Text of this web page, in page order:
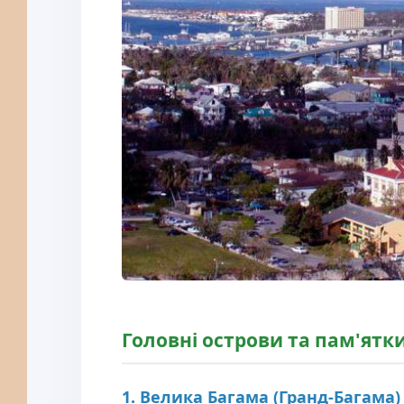
Головні острови та
1. Велика Багама (Гранд-Багама)